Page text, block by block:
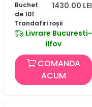
1430.00 LEI
Buchet
de 101
Trandafiri roșii
Livrare Bucuresti-
Ilfov
COMANDA
ACUM